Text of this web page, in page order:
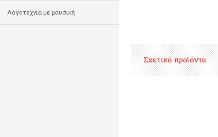
Λογοτεχνία με μουσική
Σχετικά προϊόντα